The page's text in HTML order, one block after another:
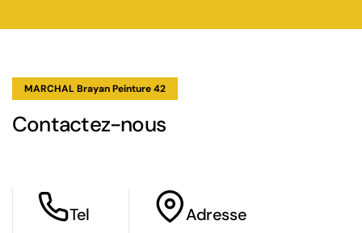
MARCHAL Brayan Peinture 42
Contactez-nous
Tel Adresse